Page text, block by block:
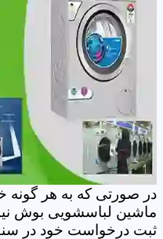
در صورتی که به هر
ماشین لباسشویی بوش
ثبت درخواست خود در